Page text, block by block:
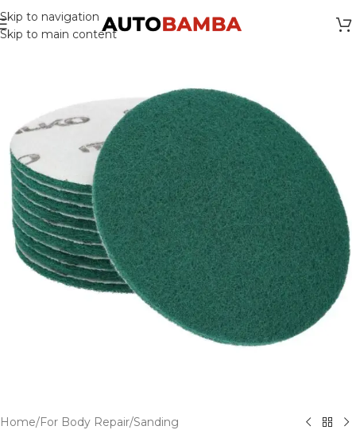
Skip to navigation
Skip to main content
Home/For Body Repair/Sanding